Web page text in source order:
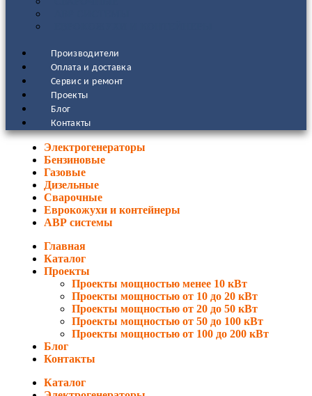
Производители
Оплата и доставка
Сервис и ремонт
Проекты
Блог
Контакты
Электрогенераторы
Бензиновые
Газовые
Дизельные
Сварочные
Еврокожухи и контейнеры
АВР системы
Главная
Каталог
Проекты
Проекты мощностью менее 10 кВт
Проекты мощностью от 10 до 20 кВт
Проекты мощностью от 20 до 50 кВт
Проекты мощностью от 50 до 100 кВт
Проекты мощностью от 100 до 200 кВт
Блог
Контакты
Каталог